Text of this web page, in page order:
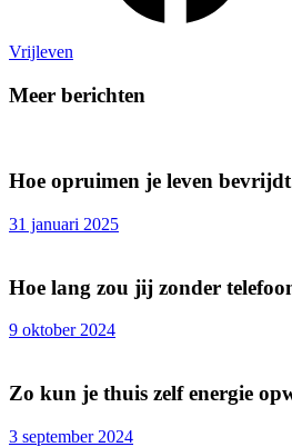
Vrijleven
Meer berichten
Hoe opruimen je leven bevrijdt
31 januari 2025
Hoe lang zou jij zonder
9 oktober 2024
Zo kun je thuis zelf energie
3 september 2024